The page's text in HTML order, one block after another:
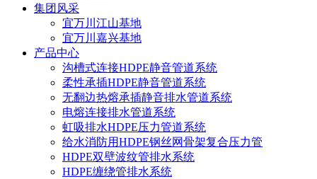
集团风采
宜万川江山基地
宜万川嘉兴基地
产品中心
沟槽式连接HDPE静音管道系统
柔性承插HDPE静音管道系统
无翻边热熔承插静音排水管道系统
电熔连接排水管道系统
虹吸排水HDPE压力管道系统
给水消防用HDPE钢丝网骨架复合压力管
HDPE双壁波纹管排水系统
HDPE缠绕管排水系统